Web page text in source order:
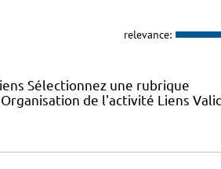
relevance:
Sélectionnez une rubrique
de l'activité Liens